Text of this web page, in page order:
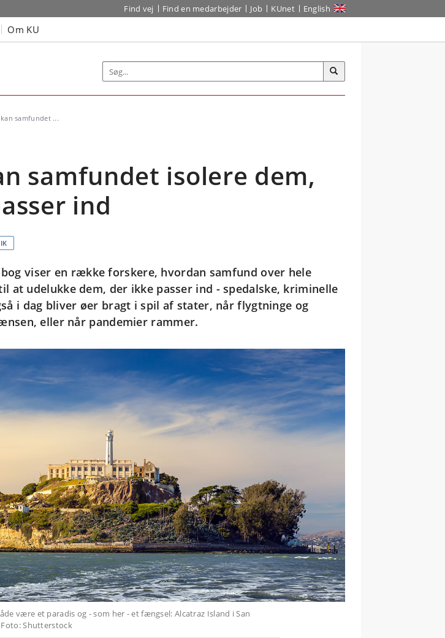
Find vej Find en medarbejder Job KUnet English
Om KU
samfundet ...
samfundet isolere dem,
ind
viser en række forskere, hvordan samfund over hele
at udelukke dem, der ikke passer ind - spedalske, kriminelle
i dag bliver øer bragt i spil af stater, når flygtninge og
eller når pandemier rammer.
være et paradis og - som her - et fængsel: Alcatraz Island i San
Foto: Shutterstock